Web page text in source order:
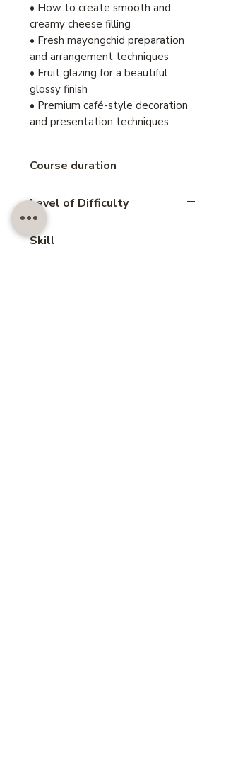
• How to create smooth and
creamy cheese filling
• Fresh mayongchid preparation
and arrangement techniques
• Fruit glazing for a beautiful
glossy finish
• Premium café-style decoration
and presentation techniques
Course duration
Level of Difficulty
Beginner
Skill